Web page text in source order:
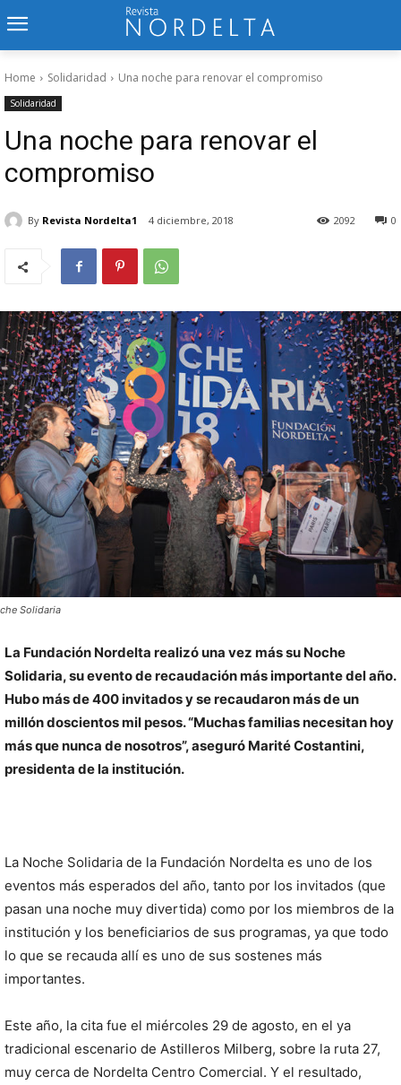
Home Solidaridad Una noche para renovar el compromiso
Solidaridad
Una noche para renovar el
compromiso
By Revista Nordelta1 4 diciembre, 2018 0
2092
Solidaria
La Fundación Nordelta realizó una vez más su Noche
Solidaria, su evento de recaudación más importante del año.
Hubo más de 400 invitados y se recaudaron más de un
millón doscientos mil pesos. “Muchas familias necesitan hoy
más que nunca de nosotros”, aseguró Marité Costantini,
presidenta de la institución.
La Noche Solidaria de la Fundación Nordelta es uno de los
eventos más esperados del año, tanto por los invitados (que
pasan una noche muy divertida) como por los miembros de la
institución y los beneficiarios de sus programas, ya que todo
lo que se recauda allí es uno de sus sostenes más
importantes.
Este año, la cita fue el miércoles 29 de agosto, en el ya
tradicional escenario de Astilleros Milberg, sobre la ruta 27,
muy cerca de Nordelta Centro Comercial. Y el resultado,